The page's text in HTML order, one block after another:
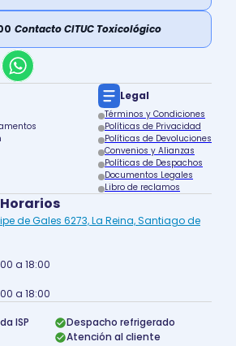
Contacto CITUC Toxicológico
Legal
Términos y Condiciones
Políticas de Privacidad
Políticas de Devoluciones
Convenios y Alianzas
Políticas de Despachos
Documentos Legales
Libro de reclamos
de Gales 6273, La Reina, Santiago de
a 18:00
a 18:00
ISP
Despacho refrigerado
Atención al cliente